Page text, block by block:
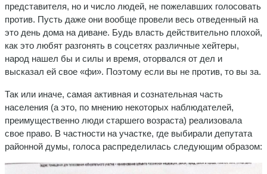
представителя, но и число людей, не пожелавших голосовать
против. Пусть даже они вообще провели весь отведенный на
это день дома на диване. Будь власть действительно плохой,
как это любят разгонять в соцсетях различные хейтеры,
народ нашел бы и силы и время, оторвался от дел и
высказал ей свое «фи». Поэтому если вы не против, то вы за.
Так или иначе, самая активная и сознательная часть
населения (а это, по мнению некоторых наблюдателей,
преимущественно люди старшего возраста) реализовала
свое право. В частности на участке, где выбирали депутата
районной думы, голоса распределилась следующим образом: